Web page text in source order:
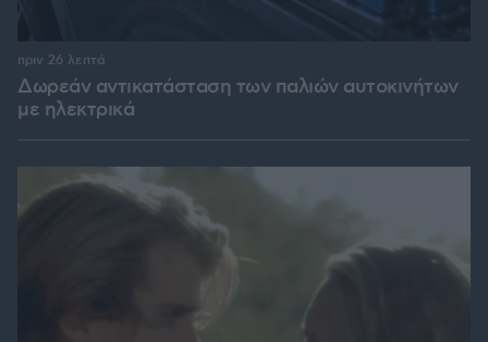
Δωρεάν αντικατάσταση των παλιών αυτοκινήτων
με ηλεκτρικά
πριν 26 λεπτά